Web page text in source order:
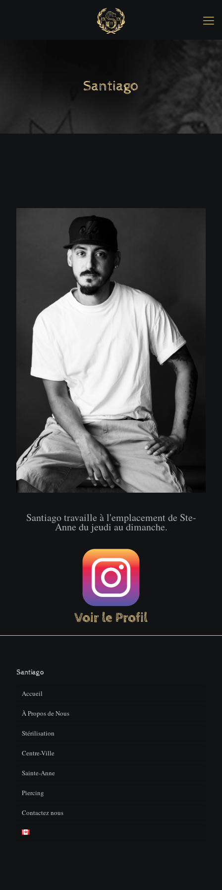
Santiago
Santiago travaille à l'emplacement de Ste-
Anne du jeudi au dimanche.
Santiago
Accueil
À Propos de Nous
F.A.Q
Stérilisation
Centre-Ville
Sainte-Anne
Piercing
Contactez nous